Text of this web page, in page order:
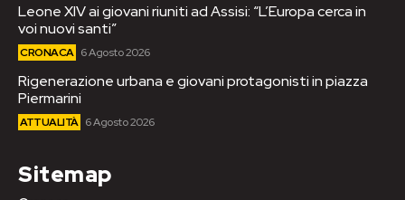
Leone XIV ai giovani riuniti ad Assisi: “L’Europa cerca in
voi nuovi santi”
CRONACA 6 Agosto 2026
Rigenerazione urbana e giovani protagonisti in piazza
Piermarini
ATTUALITÀ 6 Agosto 2026
Sitemap